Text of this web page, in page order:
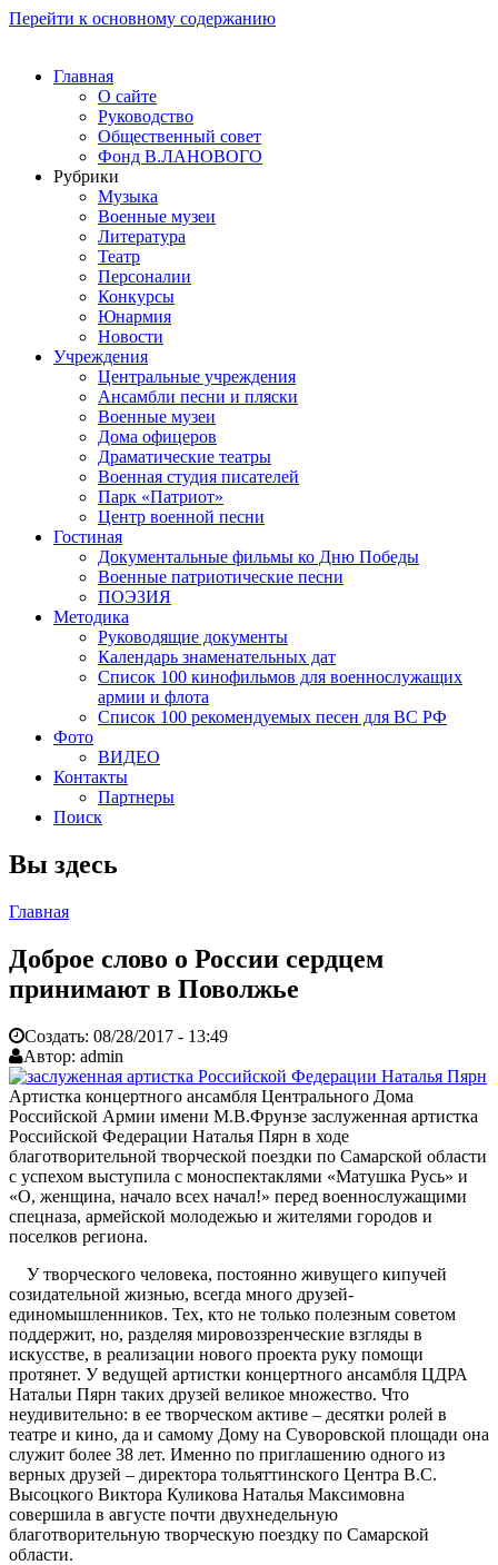
Перейти к основному содержанию
Главная
О сайте
Руководство
Общественный совет
Фонд В.ЛАНОВОГО
Рубрики
Музыка
Военные музеи
Литература
Театр
Персоналии
Конкурсы
Юнармия
Новости
Учреждения
Центральные учреждения
Ансамбли песни и пляски
Военные музеи
Дома офицеров
Драматические театры
Военная студия писателей
Парк «Патриот»
Центр военной песни
Гостиная
Документальные фильмы ко Дню Победы
Военные патриотические песни
ПОЭЗИЯ
Методика
Руководящие документы
Календарь знаменательных дат
Список 100 кинофильмов для военнослужащих
армии и флота
Список 100 рекомендуемых песен для ВС РФ
Фото
ВИДЕО
Контакты
Партнеры
Поиск
Вы здесь
Главная
Доброе слово о России сердцем
принимают в Поволжье
Создать: 08/28/2017 - 13:49
Автор: admin
Артистка концертного ансамбля Центрального Дома
Российской Армии имени М.В.Фрунзе заслуженная артистка
Российской Федерации Наталья Пярн в ходе
благотворительной творческой поездки по Самарской области
с успехом выступила с моноспектаклями «Матушка Русь» и
«О, женщина, начало всех начал!» перед военнослужащими
спецназа, армейской молодежью и жителями городов и
поселков региона.
У творческого человека, постоянно живущего кипучей
созидательной жизнью, всегда много друзей-
единомышленников. Тех, кто не только полезным советом
поддержит, но, разделяя мировоззренческие взгляды в
искусстве, в реализации нового проекта руку помощи
протянет. У ведущей артистки концертного ансамбля ЦДРА
Натальи Пярн таких друзей великое множество. Что
неудивительно: в ее творческом активе – десятки ролей в
театре и кино, да и самому Дому на Суворовской площади она
служит более 38 лет. Именно по приглашению одного из
верных друзей – директора тольяттинского Центра В.С.
Высоцкого Виктора Куликова Наталья Максимовна
совершила в августе почти двухнедельную
благотворительную творческую поездку по Самарской
области.